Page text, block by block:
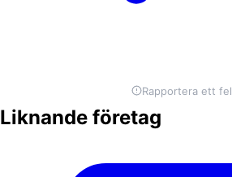
Rapportera ett fel
Liknande företag